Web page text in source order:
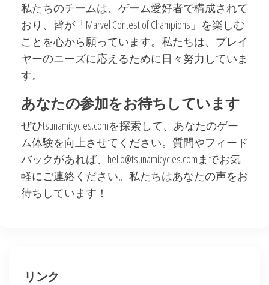
私たちのチームは、ゲーム愛好者で構成されて
おり、皆が「Marvel Contest of Champions」を楽しむ
ことを心から願っています。私たちは、プレイ
ヤーのニーズに応えるために日々努力していま
す。
あなたの参加をお待ちしています
ぜひtsunamicycles.comを探索して、あなたのゲー
ム体験を向上させてください。質問やフィード
バックがあれば、 hello@tsunamicycles.comまでお気
軽にご連絡ください。私たちはあなたの声をお
待ちしています！
リンク